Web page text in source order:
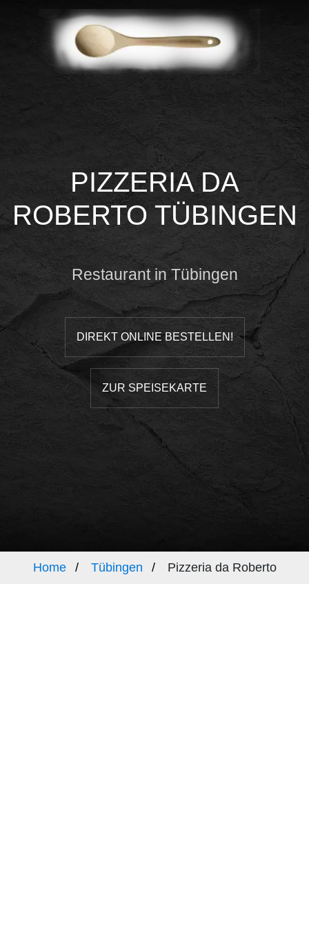
PIZZERIA DA
ROBERTO TÜBINGEN
Restaurant in Tübingen
DIREKT ONLINE BESTELLEN!
ZUR SPEISEKARTE
Home Tübingen Pizzeria da Roberto